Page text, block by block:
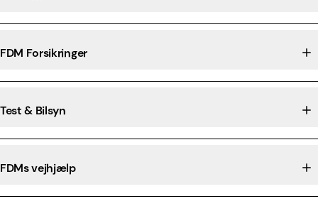
FDM Forsikringer
Test & Bilsyn
FDMs vejhjælp